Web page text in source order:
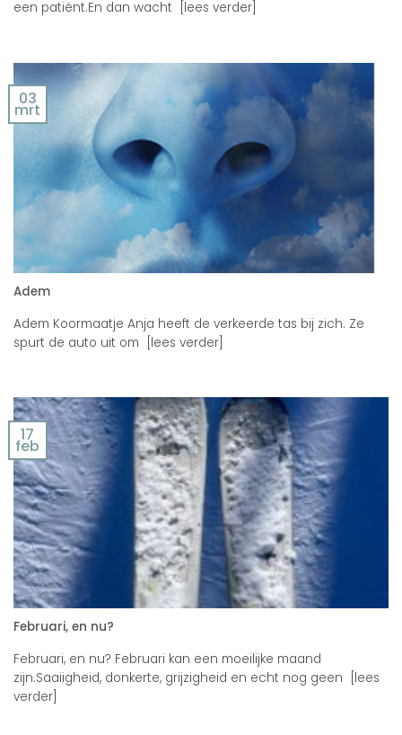
een patiënt.En dan wacht [lees verder]
Adem
Adem Koormaatje Anja heeft de verkeerde tas bij zich. Ze
spurt de auto uit om [lees verder]
03
mrt
Februari, en nu?
Februari, en nu? Februari kan een moeilijke maand
zijn.Saaiigheid, donkerte, grijzigheid en echt nog geen [lees
verder]
17
feb